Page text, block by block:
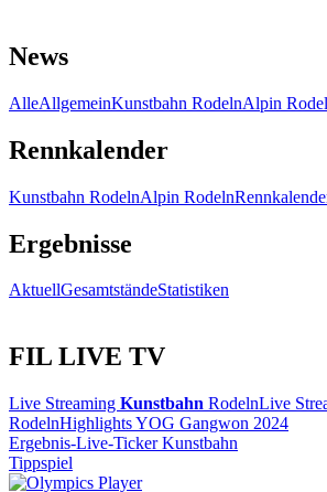
News
AlleAllgemeinKunstbahn RodelnAlpin
Rennkalender
Kunstbahn RodelnAlpin Rodeln
Ergebnisse
AktuellGesamtständeStatistiken
FIL LIVE TV
Live Streaming Kunstbahn RodelnLive
RodelnHighlights YOG Gangwon 2024
Ergebnis-Live-Ticker Kunstbahn
Tippspiel